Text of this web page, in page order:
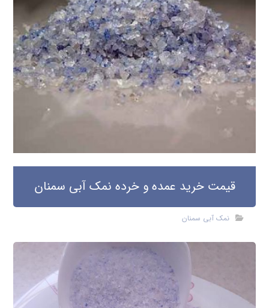
قیمت خرید عمده و خرده نمک آبی سمنان
نمک آبی سمنان